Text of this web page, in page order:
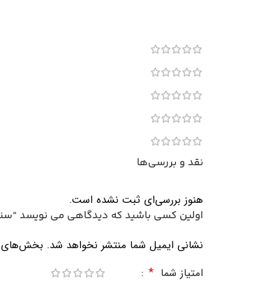
نقد و بررسی‌ها
هنوز بررسی‌ای ثبت نشده است.
اولین کسی باشید که دیدگاهی می نویسد
نشانی ایمیل شما منتشر نخواهد شد. بخش‌های
امتیاز شما *